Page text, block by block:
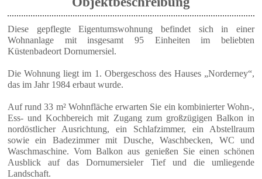
Diese gepflegte Eigentumswohnung befindet sich in einer
Wohnanlage mit insgesamt 95 Einheiten im beliebten
Küstenbadeort Dornumersiel.
Die Wohnung liegt im 1. Obergeschoss des Hauses „Norderney“,
das im Jahr 1984 erbaut wurde.
Auf rund 33 m² Wohnfläche erwarten Sie ein kombinierter Wohn-,
Ess- und Kochbereich mit Zugang zum großzügigen Balkon in
nordöstlicher Ausrichtung, ein Schlafzimmer, ein Abstellraum
sowie ein Badezimmer mit Dusche, Waschbecken, WC und
Waschmaschine. Vom Balkon aus genießen Sie einen schönen
Ausblick auf das Dornumersieler Tief und die umliegende
Landschaft.